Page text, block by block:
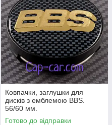
Ковпачки, заглушки для
дисків з емблемою BBS.
56/60 мм.
Готово до відправки